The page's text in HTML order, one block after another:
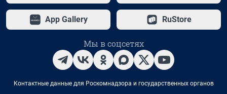
App Gallery RuStore
Мы в соцсетях
Контактные данные для Роскомнадзора и государственных органов